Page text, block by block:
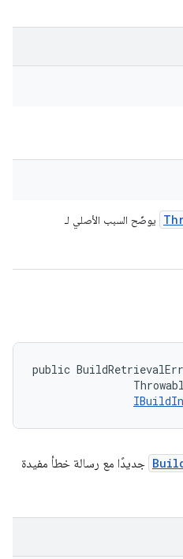
يوضّح السبب الأصلي لـ
public
جديدًا مع رسالة خطأ مفيدة